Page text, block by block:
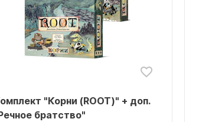
"Корни (ROOT)" + доп.
братство"